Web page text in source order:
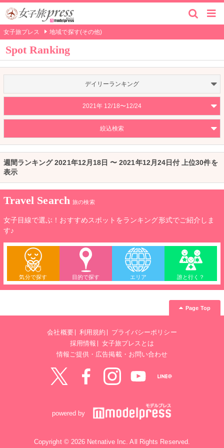
女子旅プレス 地域で探す(その他)
Spot Ranking
デイリーランキング
2021年 12/18〜12/24
絞込検索
週間ランキング 2021年12月18日 〜 2021年12月24日付 上位30件を
表示
Travel Search 旅の検索
女子目線で選ぶ！おすすめスポットをランキング形式でご紹介しま
す♪
気分で探す 目的で探す エリア 誰と行く？
Page Top
会社概要 利用規約
プライバシーポリシー
採用情報
女子旅プレスとは
情報ご提供・広告掲載・お問い合わせ
powered by
Copyright © 2026 Netnative Inc. All Rights Reserved.